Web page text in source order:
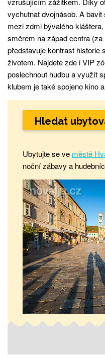
vychutnat dvojnásob. A
mezi zdmi bývalého
směrem na západ centra
představuje kontrast
životem. Najdete zde i VIP
poslechnout hudbu a využít
klubem je také spojeno kino
Hledat
Ubytujte se ve městě
noční zábavy a